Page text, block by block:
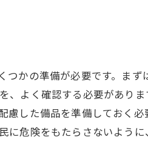
つかの準備が必要です。まず
、よく確認する必要がありま
慮した備品を準備しておく必
に危険をもたらさないように